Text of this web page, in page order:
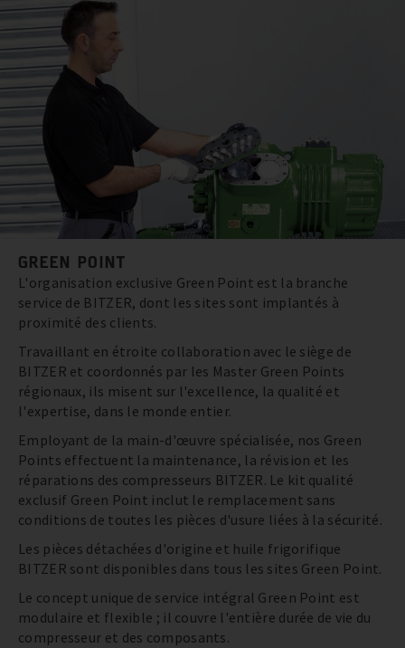
GREEN POINT
L'organisation exclusive Green Point est la branche
service de BITZER, dont les sites sont implantés à
proximité des clients.
Travaillant en étroite collaboration avec le siège de
BITZER et coordonnés par les Master Green Points
régionaux, ils misent sur l'excellence, la qualité et
l'expertise, dans le monde entier.
Employant de la main-d'œuvre spécialisée, nos Green
Points effectuent la maintenance, la révision et les
réparations des compresseurs BITZER. Le kit qualité
exclusif Green Point inclut le remplacement sans
conditions de toutes les pièces d'usure liées à la sécurité.
Les pièces détachées d'origine et huile frigorifique
BITZER sont disponibles dans tous les sites Green Point.
Le concept unique de service intégral Green Point est
modulaire et flexible ; il couvre l'entière durée de vie du
compresseur et des composants.